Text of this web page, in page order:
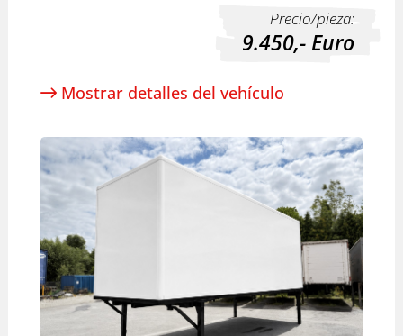
Precio/pieza:
9.450,-Euro
Mostrar detalles del vehículo